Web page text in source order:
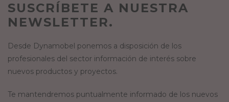
SUSCRÍBETE A NUESTRA
NEWSLETTER.
Desde Dynamobel ponemos a disposición de los
profesionales del sector información de interés sobre
nuevos productos y proyectos.
Te mantendremos puntualmente informado de los nuevos